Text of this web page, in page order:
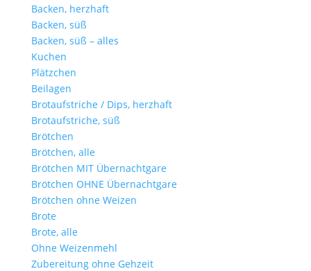
Backen, herzhaft
Backen, süß
Backen, süß – alles
Kuchen
Plätzchen
Beilagen
Brotaufstriche / Dips, herzhaft
Brotaufstriche, süß
Brötchen
Brötchen, alle
Brötchen MIT Übernachtgare
Brötchen OHNE Übernachtgare
Brötchen ohne Weizen
Brote
Brote, alle
Ohne Weizenmehl
Zubereitung ohne Gehzeit